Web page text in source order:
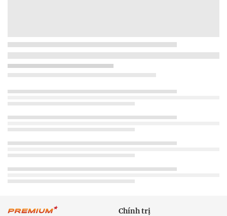
Chính trị